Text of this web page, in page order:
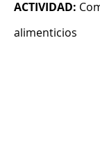
ACTIVIDAD:
alimenticios